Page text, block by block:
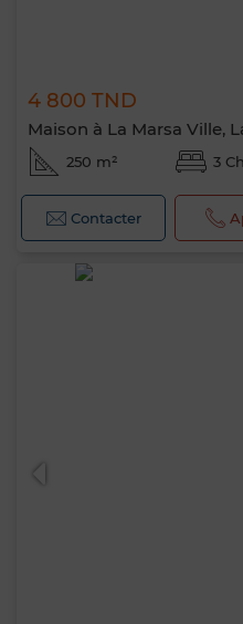
4 800 TND
Maison à La Marsa Ville,
250 m² 3
Contacter